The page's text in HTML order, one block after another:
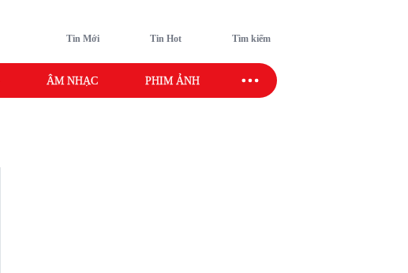
Tin Mới Tin Hot Tìm kiếm
ÂM NHẠC PHIM ẢNH SAO SPORT